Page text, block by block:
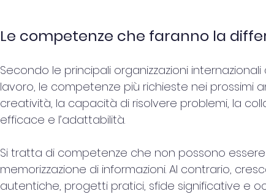
Le competenze che faranno la
Secondo le principali organizzazioni
lavoro, le competenze più richieste nei prossimi
creatività, la capacità di risolvere problemi, la
efficace e l’adattabilità.
Si tratta di competenze che non possono
memorizzazione di informazioni. Al contrario,
autentiche, progetti pratici, sfide significative e